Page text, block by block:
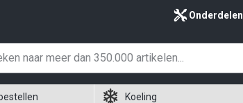
Onderdelen
Koeling